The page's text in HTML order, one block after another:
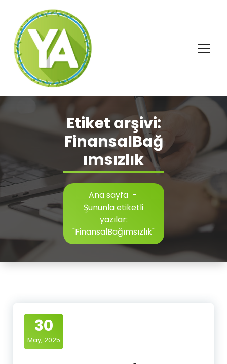
Etiket arşivi:
FinansalBağ
ımsızlık
Ana sayfa-
Şununla etiketli
yazılar:
"FinansalBağımsızlık"
30
May, 2025